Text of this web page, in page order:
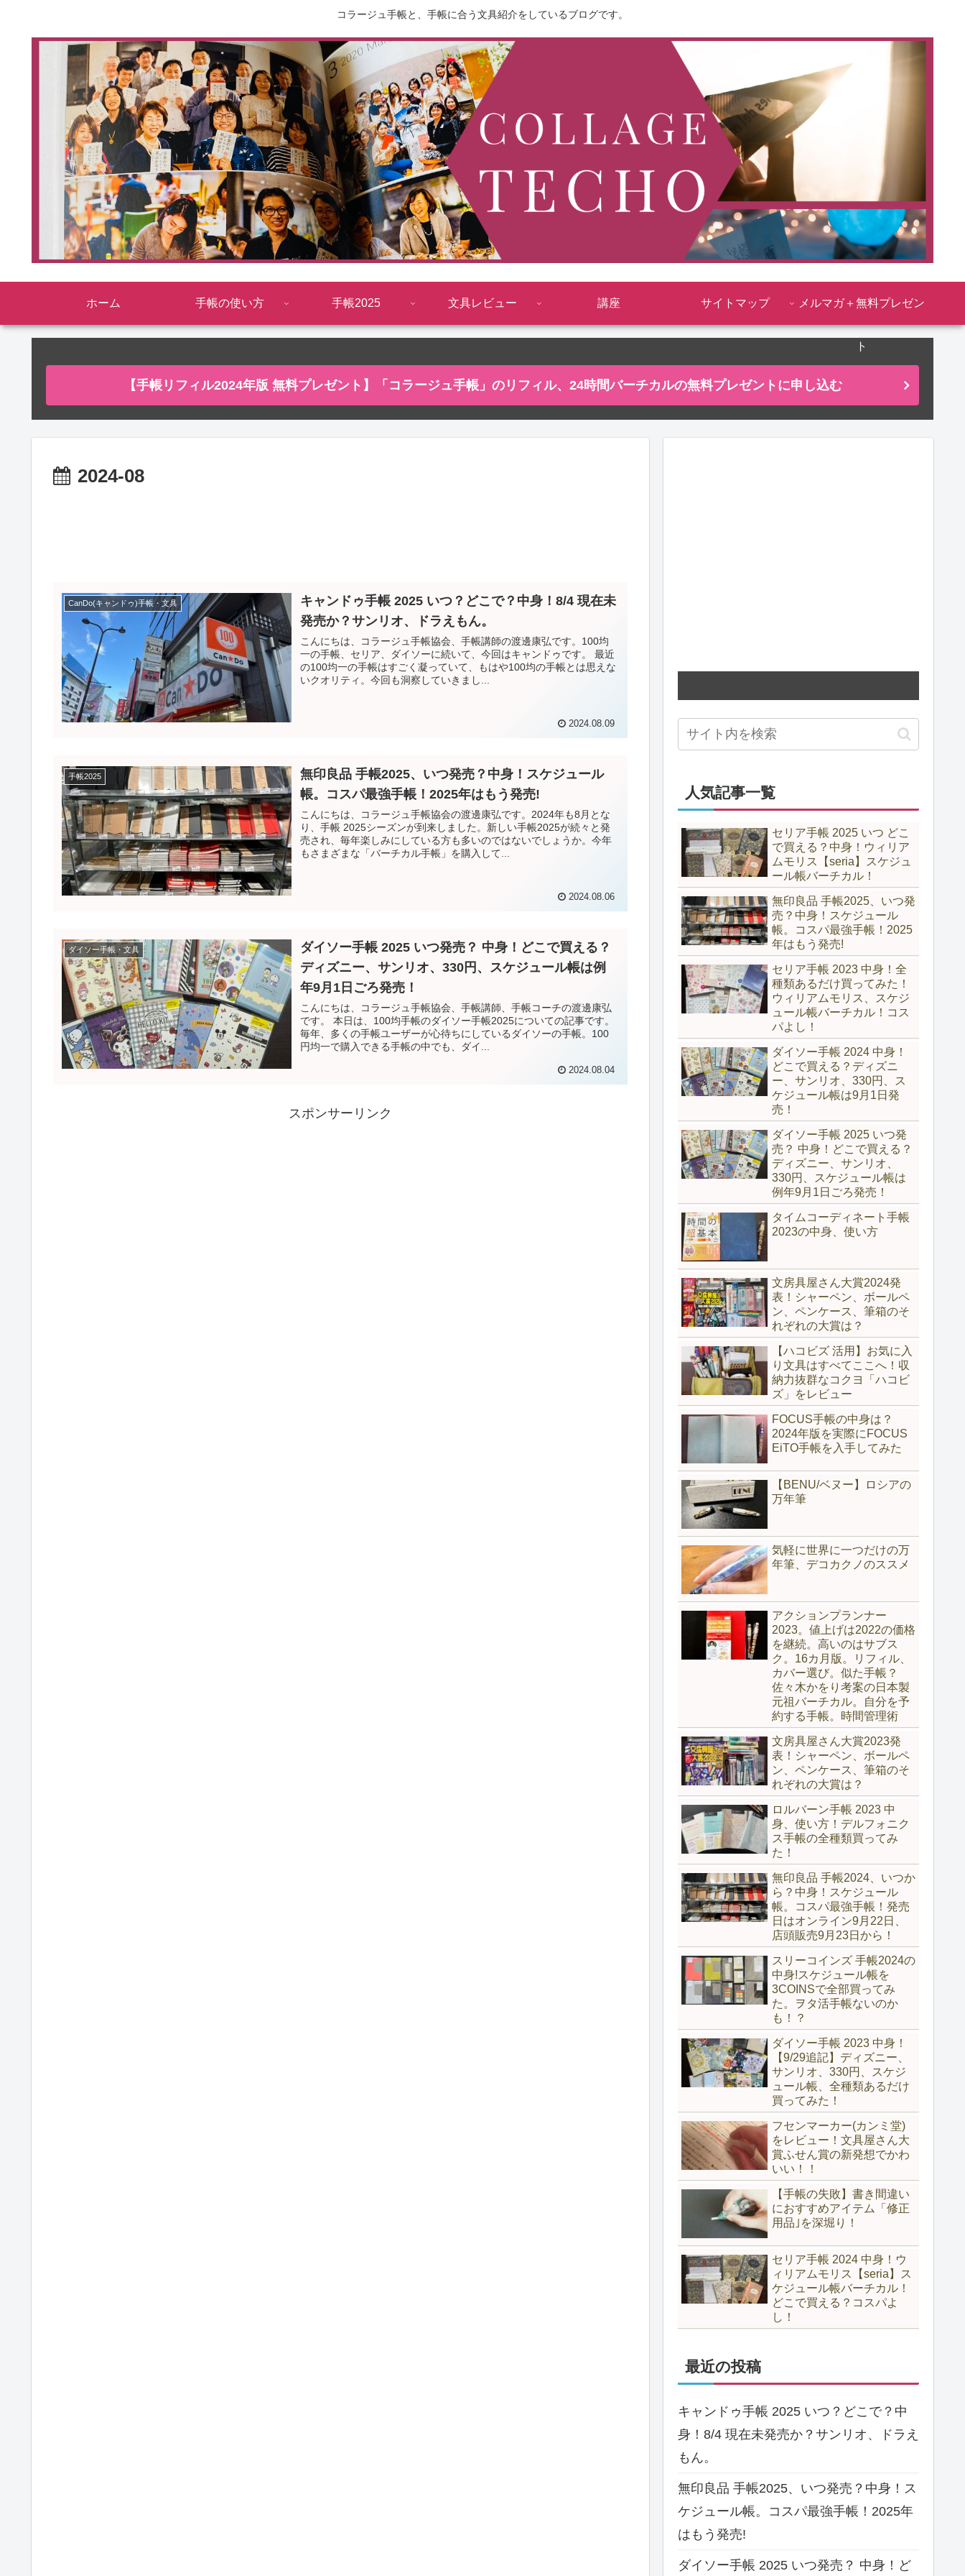
コラージュ手帳と、手帳に合う文具紹介をしているブログです。
ホーム 手帳の使い方 手帳2025 文具レビュー 講座 サイトマップ メルマガ＋無料プレゼン
ト
【手帳リフィル2024年版 無料プレゼント】「コラージュ手帳」のリフィル、24時間バーチカルの無料プレゼントに申し込む
2024-08
CanDo(キャンドゥ)手帳・文具
キャンドゥ手帳 2025 いつ？どこで？中身！8/4 現在未
発売か？サンリオ、ドラえもん。
こんにちは、コラージュ手帳協会、手帳講師の渡邊康弘です。100均
一の手帳、セリア、ダイソーに続いて、今回はキャンドゥです。 最近
の100均一の手帳はすごく凝っていて、もはや100均の手帳とは思えな
いクオリティ。今回も洞察していきまし...
2024.08.09
手帳2025
無印良品 手帳2025、いつ発売？中身！スケジュール
帳。コスパ最強手帳！2025年はもう発売!
こんにちは、コラージュ手帳協会の渡邊康弘です。2024年も8月とな
り、手帳 2025シーズンが到来しました。新しい手帳2025が続々と発
売され、毎年楽しみにしている方も多いのではないでしょうか。今年
もさまざまな「バーチカル手帳」を購入して...
2024.08.06
ダイソー手帳・文具
ダイソー手帳 2025 いつ発売？ 中身！どこで買える？
ディズニー、サンリオ、330円、スケジュール帳は例
年9月1日ごろ発売！
こんにちは、コラージュ手帳協会、手帳講師、手帳コーチの渡邊康弘
です。 本日は、100均手帳のダイソー手帳2025についての記事です。
毎年、多くの手帳ユーザーが心待ちにしているダイソーの手帳。100
円均一で購入できる手帳の中でも、ダイ...
2024.08.04
スポンサーリンク
人気記事一覧
セリア手帳 2025 いつ どこ
で買える？中身！ウィリア
ムモリス【seria】スケジュ
ール帳バーチカル！
無印良品 手帳2025、いつ発
売？中身！スケジュール
帳。コスパ最強手帳！2025
年はもう発売!
セリア手帳 2023 中身！全
種類あるだけ買ってみた！
ウィリアムモリス、スケジ
ュール帳バーチカル！コス
パよし！
ダイソー手帳 2024 中身！
どこで買える？ディズニ
ー、サンリオ、330円、ス
ケジュール帳は9月1日発
売！
ダイソー手帳 2025 いつ発
売？ 中身！どこで買える？
ディズニー、サンリオ、
330円、スケジュール帳は
例年9月1日ごろ発売！
タイムコーディネート手帳
2023の中身、使い方
文房具屋さん大賞2024発
表！シャーペン、ボールペ
ン、ペンケース、筆箱のそ
れぞれの大賞は？
【ハコビズ 活用】お気に入
り文具はすべてここへ！収
納力抜群なコクヨ「ハコビ
ズ」をレビュー
FOCUS手帳の中身は？
2024年版を実際にFOCUS
EiTO手帳を入手してみた
【BENU/ベヌー】ロシアの
万年筆
気軽に世界に一つだけの万
年筆、デコカクノのススメ
アクションプランナー
2023。値上げは2022の価格
を継続。高いのはサブス
ク。16カ月版。リフィル、
カバー選び。似た手帳？
佐々木かをり考案の日本製
元祖バーチカル。自分を予
約する手帳。時間管理術
文房具屋さん大賞2023発
表！シャーペン、ボールペ
ン、ペンケース、筆箱のそ
れぞれの大賞は？
ロルバーン手帳 2023 中
身、使い方！デルフォニク
ス手帳の全種類買ってみ
た！
無印良品 手帳2024、いつか
ら？中身！スケジュール
帳。コスパ最強手帳！発売
日はオンライン9月22日、
店頭販売9月23日から！
スリーコインズ 手帳2024の
中身!スケジュール帳を
3COINSで全部買ってみ
た。ヲタ活手帳ないのか
も！？
ダイソー手帳 2023 中身！
【9/29追記】ディズニー、
サンリオ、330円、スケジ
ュール帳、全種類あるだけ
買ってみた！
フセンマーカー(カンミ堂)
をレビュー！文具屋さん大
賞ふせん賞の新発想でかわ
いい！！
【手帳の失敗】書き間違い
におすすめアイテム「修正
用品｣を深堀り！
セリア手帳 2024 中身！ウ
ィリアムモリス【seria】ス
ケジュール帳バーチカル！
どこで買える？コスパよ
し！
最近の投稿
キャンドゥ手帳 2025 いつ？どこで？中
身！8/4 現在未発売か？サンリオ、ドラえ
もん。
無印良品 手帳2025、いつ発売？中身！ス
ケジュール帳。コスパ最強手帳！2025年
はもう発売!
ダイソー手帳 2025 いつ発売？ 中身！ど